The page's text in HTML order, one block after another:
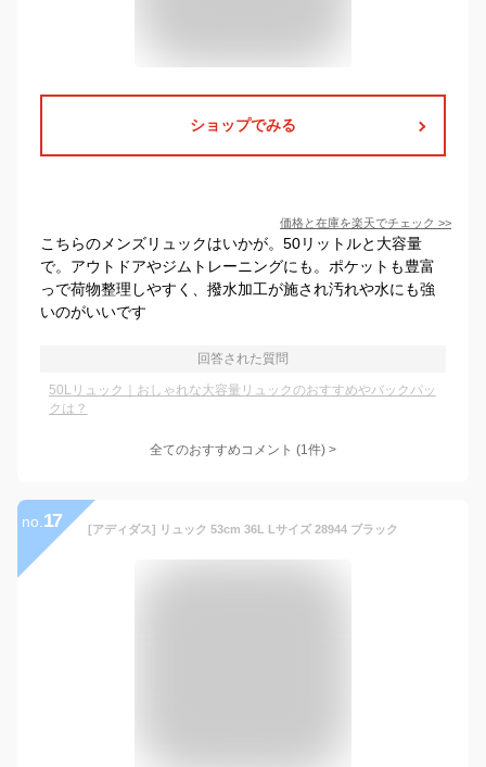
ショップでみる
価格と在庫を楽天でチェック >>
こちらのメンズリュックはいかが。50リットルと大容量
で。アウトドアやジムトレーニングにも。ポケットも豊富
っで荷物整理しやすく、撥水加工が施され汚れや水にも強
いのがいいです
回答された質問
50Lリュック｜おしゃれな大容量リュックのおすすめやバックパッ
クは？
全てのおすすめコメント (1件) >
no. 17 [アディダス] リュック 53cm 36L Lサイズ 28944 ブラック